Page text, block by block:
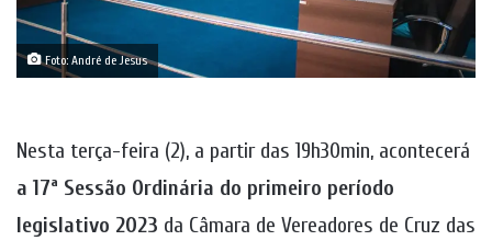
Foto: André de Jesus
Nesta terça-feira (2), a partir das 19h30min, acontecerá
a 17ª Sessão Ordinária do primeiro período
legislativo 2023 da Câmara de Vereadores de Cruz das